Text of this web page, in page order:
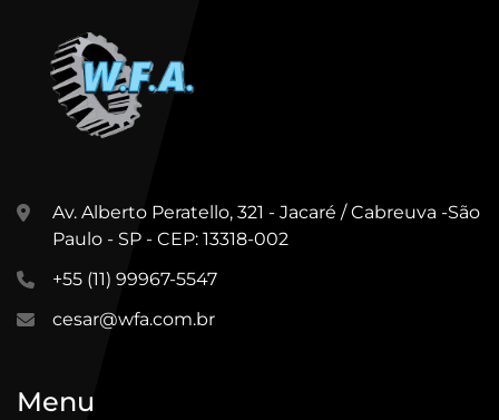
Av. Alberto Peratello, 321 - Jacaré / Cabreuva -São
Paulo - SP - CEP: 13318-002
+55 (11) 99967-5547
cesar@wfa.com.br
Menu